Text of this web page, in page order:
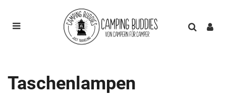
Taschenlampen